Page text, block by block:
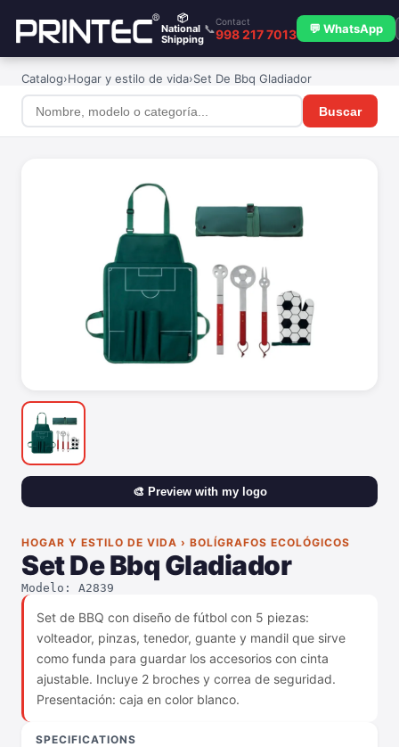
📦
National
Shipping
📞
Contact
998 217 7013 💬 WhatsApp
Catalog›Hogar y estilo de vida›Set De Bbq Gladiador
Buscar
🎨 Preview with my logo
HOGAR Y ESTILO DE VIDA › BOLÍGRAFOS ECOLÓGICOS
Set De Bbq Gladiador
Modelo: A2839
Set de BBQ con diseño de fútbol con 5 piezas:
volteador, pinzas, tenedor, guante y mandil que sirve
como funda para guardar los accesorios con cinta
ajustable. Incluye 2 broches y correa de seguridad.
Presentación: caja en color blanco.
SPECIFICATIONS